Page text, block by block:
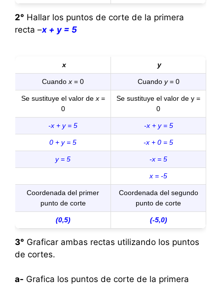
2° Hallar los puntos de corte de la primera
recta –x + y = 5
x y
Cuando x = 0 Cuando y= 0
Se sustituye el valor de x=
0
Se sustituye el valor de y =
0
-x + y = 5 -x + y = 5
0 + y = 5 -x + 0 = 5
y = 5 -x = 5
x = -5
Coordenada del primer
punto de corte
Coordenada del segundo
punto de corte
(0,5) (-5,0)
3° Graficar ambas rectas utilizando los puntos
de cortes.
a- Grafica los puntos de corte de la primera